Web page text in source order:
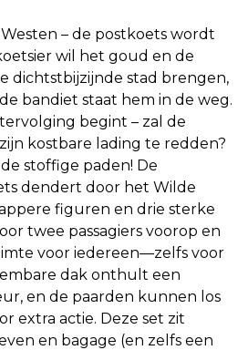
– de postkoets wordt
wil het goud en de
dichtstbijzijnde stad brengen,
bandiet staat hem in de weg.
begint – zal de
kostbare lading te redden?
stoffige paden! De
dendert door het Wilde
figuren en drie sterke
twee passagiers voorop en
voor iedereen—zelfs voor
dak onthult een
en de paarden kunnen los
extra actie. Deze set zit
en bagage (en zelfs een